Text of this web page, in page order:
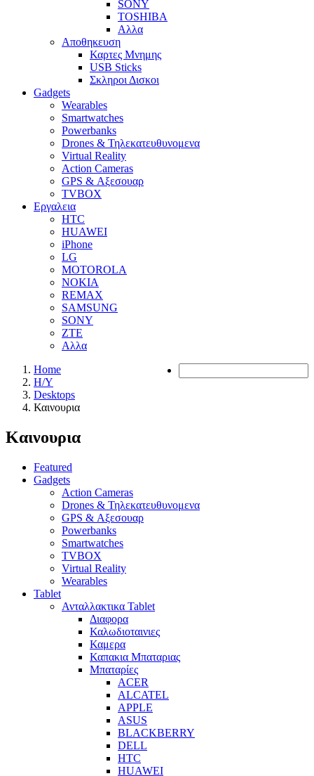
SONY
TOSHIBA
Αλλα
Αποθηκευση
Καρτες Μνημης
USB Sticks
Σκληροι Δισκοι
Gadgets
Wearables
Smartwatches
Powerbanks
Drones & Τηλεκατευθυνομενα
Virtual Reality
Action Cameras
GPS & Αξεσουαρ
TVBOX
Εργαλεια
HTC
HUAWEI
iPhone
LG
MOTOROLA
NOKIA
REMAX
SAMSUNG
SONY
ZTE
Αλλα
Home
Η/Υ
Desktops
Καινουρια
Καινουρια
Featured
Gadgets
Action Cameras
Drones & Τηλεκατευθυνομενα
GPS & Αξεσουαρ
Powerbanks
Smartwatches
TVBOX
Virtual Reality
Wearables
Tablet
Ανταλλακτικα Tablet
Διαφορα
Καλωδιοταινιες
Καμερα
Καπακια Μπαταριας
Μπαταρίες
ACER
ALCATEL
APPLE
ASUS
BLACKBERRY
DELL
HTC
HUAWEI